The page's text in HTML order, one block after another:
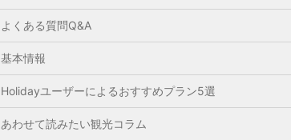
よくある質問Q&A
基本情報
Holidayユーザーによるおすすめプラン5選
あわせて読みたい観光コラム